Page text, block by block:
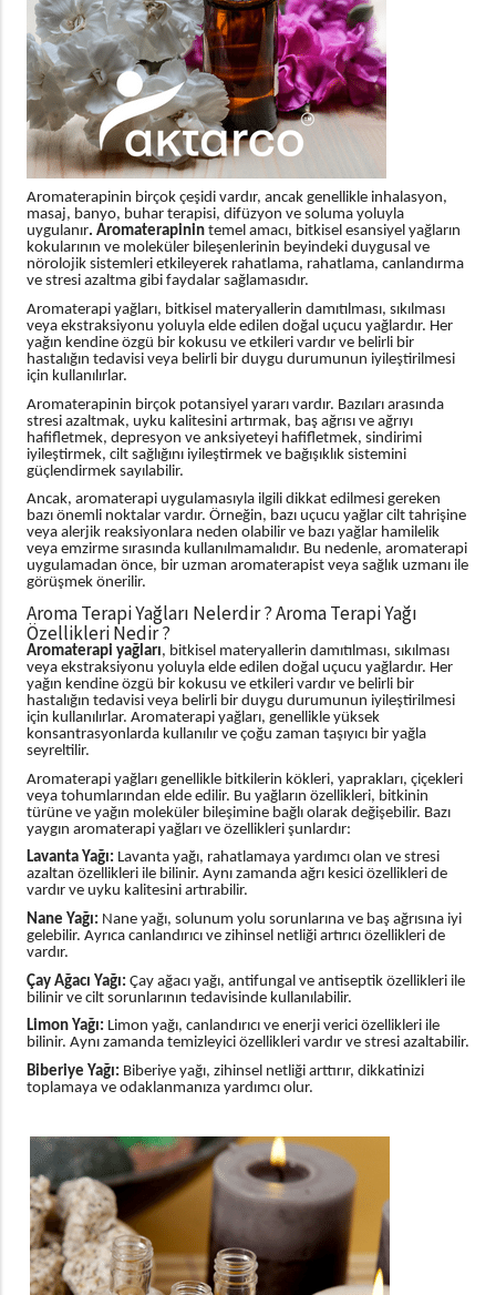
Aromaterapinin birçok çeşidi vardır, ancak genellikle inhalasyon,
masaj, banyo, buhar terapisi, difüzyon ve soluma yoluyla
uygulanır. Aromaterapinin temel amacı, bitkisel esansiyel yağların
kokularının ve moleküler bileşenlerinin beyindeki duygusal ve
nörolojik sistemleri etkileyerek rahatlama, rahatlama, canlandırma
ve stresi azaltma gibi faydalar sağlamasıdır.
Aromaterapi yağları, bitkisel materyallerin damıtılması, sıkılması
veya ekstraksiyonu yoluyla elde edilen doğal uçucu yağlardır. Her
yağın kendine özgü bir kokusu ve etkileri vardır ve belirli bir
hastalığın tedavisi veya belirli bir duygu durumunun iyileştirilmesi
için kullanılırlar.
Aromaterapinin birçok potansiyel yararı vardır. Bazıları arasında
stresi azaltmak, uyku kalitesini artırmak, baş ağrısı ve ağrıyı
hafifletmek, depresyon ve anksiyeteyi hafifletmek, sindirimi
iyileştirmek, cilt sağlığını iyileştirmek ve bağışıklık sistemini
güçlendirmek sayılabilir.
Ancak, aromaterapi uygulamasıyla ilgili dikkat edilmesi gereken
bazı önemli noktalar vardır. Örneğin, bazı uçucu yağlar cilt tahrişine
veya alerjik reaksiyonlara neden olabilir ve bazı yağlar hamilelik
veya emzirme sırasında kullanılmamalıdır. Bu nedenle, aromaterapi
uygulamadan önce, bir uzman aromaterapist veya sağlık uzmanı ile
görüşmek önerilir.
Aroma Terapi Yağları Nelerdir ? Aroma Terapi Yağı
Özellikleri Nedir ?
Aromaterapi yağları, bitkisel materyallerin damıtılması, sıkılması
veya ekstraksiyonu yoluyla elde edilen doğal uçucu yağlardır. Her
yağın kendine özgü bir kokusu ve etkileri vardır ve belirli bir
hastalığın tedavisi veya belirli bir duygu durumunun iyileştirilmesi
için kullanılırlar. Aromaterapi yağları, genellikle yüksek
konsantrasyonlarda kullanılır ve çoğu zaman taşıyıcı bir yağla
seyreltilir.
Aromaterapi yağları genellikle bitkilerin kökleri, yaprakları, çiçekleri
veya tohumlarından elde edilir. Bu yağların özellikleri, bitkinin
türüne ve yağın moleküler bileşimine bağlı olarak değişebilir. Bazı
yaygın aromaterapi yağları ve özellikleri şunlardır:
Lavanta Yağı: Lavanta yağı, rahatlamaya yardımcı olan ve stresi
azaltan özellikleri ile bilinir. Aynı zamanda ağrı kesici özellikleri de
vardır ve uyku kalitesini artırabilir.
Nane Yağı: Nane yağı, solunum yolu sorunlarına ve baş ağrısına iyi
gelebilir. Ayrıca canlandırıcı ve zihinsel netliği artırıcı özellikleri de
vardır.
Çay Ağacı Yağı: Çay ağacı yağı, antifungal ve antiseptik özellikleri ile
bilinir ve cilt sorunlarının tedavisinde kullanılabilir.
Limon Yağı: Limon yağı, canlandırıcı ve enerji verici özellikleri ile
bilinir. Aynı zamanda temizleyici özellikleri vardır ve stresi azaltabilir.
Biberiye Yağı: Biberiye yağı, zihinsel netliği arttırır, dikkatinizi
toplamaya ve odaklanmanıza yardımcı olur.